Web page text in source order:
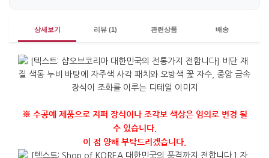
상세보기 리뷰 (1) 관련상품 배송
※ 수공예 제품으로 지퍼 장식이나 조각보 색상은 임의로 변경 될
수 있습니다.
이 점 양해 부탁드리겠습니다.